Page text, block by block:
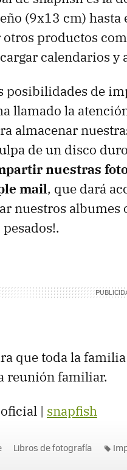
(9x13 cm)
otros productos
calendarios y
posibilidades de
llamado la
almacenar
de un disco
nuestras
mail, que dará
nuestros albumes
que toda la
reunión familiar.
| snapfish
Libros de fotografía